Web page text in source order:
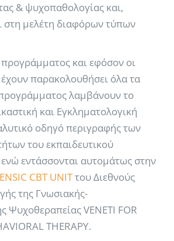
& ψυχοπαθολογίας και,
στη μελέτη διαφόρων τύπων
και εφόσον οι
παρακολουθήσει όλα τα
λαμβάνουν το
και Εγκληματολογική
οδηγό περιγραφής των
του εκπαιδευτικού
εντάσσονται αυτομάτως στην
CBT UNITτου Διεθνούς
της Γνωσιακής-
Ψυχοθεραπείας VENETI FOR
THERAPY.